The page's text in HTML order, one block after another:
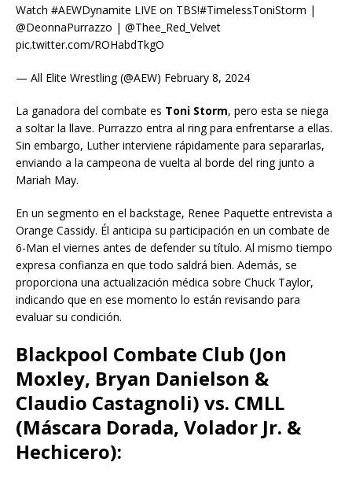
Watch #AEWDynamite LIVE on TBS!#TimelessToniStorm |
@DeonnaPurrazzo | @Thee_Red_Velvet
pic.twitter.com/ROHabdTkgO
— All Elite Wrestling (@AEW) February 8, 2024
La ganadora del combate es Toni Storm, pero esta se niega
a soltar la llave. Purrazzo entra al ring para enfrentarse a ellas.
Sin embargo, Luther interviene rápidamente para separarlas,
enviando a la campeona de vuelta al borde del ring junto a
Mariah May.
En un segmento en el backstage, Renee Paquette entrevista a
Orange Cassidy. Él anticipa su participación en un combate de
6-Man el viernes antes de defender su título. Al mismo tiempo
expresa confianza en que todo saldrá bien. Además, se
proporciona una actualización médica sobre Chuck Taylor,
indicando que en ese momento lo están revisando para
evaluar su condición.
Blackpool Combate Club (Jon
Moxley, Bryan Danielson &
Claudio Castagnoli) vs. CMLL
(Máscara Dorada, Volador Jr. &
Hechicero):